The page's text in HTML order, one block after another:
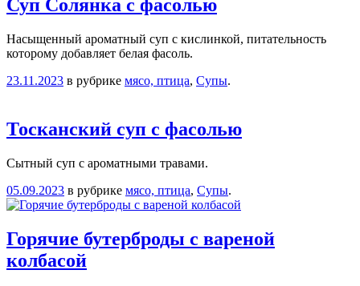
Суп Солянка с фасолью
Насыщенный ароматный суп с кислинкой, питательность
которому добавляет белая фасоль.
23.11.2023 в рубрике мясо, птица, Супы.
Тосканский суп с фасолью
Сытный суп с ароматными травами.
05.09.2023 в рубрике мясо, птица, Супы.
Горячие бутерброды с вареной
колбасой